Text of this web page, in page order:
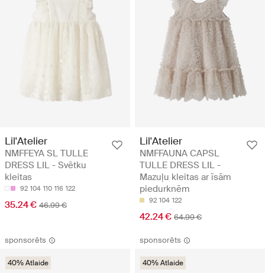
Lil'Atelier
NMFFEYA SL TULLE
DRESS LIL - Svētku
kleitas
92 104 110 116 122
35.24 € 46.99 €
Lil'Atelier
NMFFAUNA CAPSL
TULLE DRESS LIL -
Mazuļu kleitas ar īsām
piedurknēm
92 104 122
42.24 € 64.99 €
sponsorēts
40% Atlaide
sponsorēts
40% Atlaide